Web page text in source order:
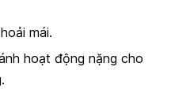
mái.
hoạt động nặng cho